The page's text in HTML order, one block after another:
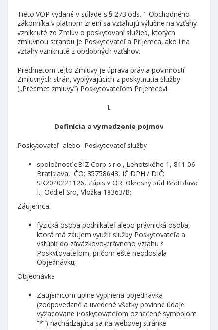
Tieto VOP vydané v súlade s § 273 ods. 1 Obchodného
zákonníka v platnom znení sa vzťahujú výlučne na vzťahy
vzniknuté zo Zmlúv o poskytovaní služieb, ktorých
zmluvnou stranou je Poskytovateľ a Príjemca, ako i na
vzťahy vzniknuté z obdobných vzťahov.
Predmetom tejto Zmluvy je úprava práv a povinností
Zmluvných strán, vyplývajúcich z poskytnutia Služby
(„Predmet zmluvy“) Poskytovateľom Príjemcovi.
I.
Definícia a vymedzenie pojmov
Poskytovateľ alebo Poskytovateľ služby
spoločnosť eBIZ Corp s.r.o., Lehotského 1, 811 06
Bratislava, IČO: 35758643, IČ DPH / DIČ:
SK2020221126, Zápis v OR: Okresný súd Bratislava
I., Oddiel Sro, Vložka 18363/B;
Záujemca
fyzická osoba podnikateľ alebo právnická osoba,
ktorá má záujem využiť služby Poskytovateľa a
vstúpiť do záväzkovo-právneho vzťahu s
Poskytovateľom, pričom ešte neodoslala
Objednávku;
Objednávka
Záujemcom úplne vyplnená objednávka
(zodpovedané a uvedené všetky povinné údaje
vyžadované Poskytovateľom označené symbolom
“*“) nachádzajúca sa na webovej stránke